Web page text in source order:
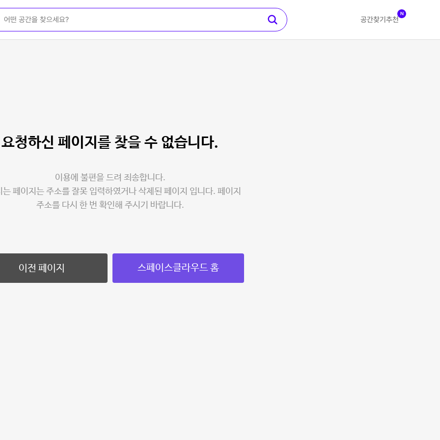
공간찾기 추천
N
요청하신 페이지를 찾을 수 없습니다.
이용에 불편을 드려 죄송합니다.
는 페이지는 주소를 잘못 입력하였거나 삭제된 페이지 입니다. 페이지
주소를 다시 한 번 확인해 주시기 바랍니다.
이전 페이지 스페이스클라우드 홈